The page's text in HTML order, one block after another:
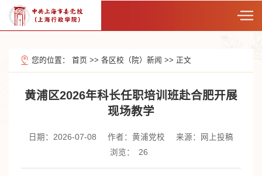
您的位置： 首页 >> 各区校（院）新闻 >> 正文
黄浦区2026年科长任职培训班赴合肥开展
现场教学
日期：2026-07-08 作者：黄浦党校
来源：网上投稿
浏览：
26